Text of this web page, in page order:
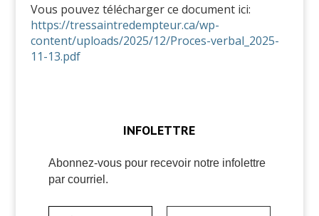
Vous pouvez télécharger ce document ici:
https://tressaintredempteur.ca/wp-
content/uploads/2025/12/Proces-verbal_2025-
11-13.pdf
INFOLETTRE
Abonnez-vous pour recevoir notre infolettre
par courriel.